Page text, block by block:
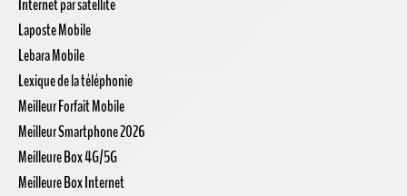
Internet par satellite
Laposte Mobile
Lebara Mobile
Lexique de la téléphonie
Meilleur Forfait Mobile
Meilleur Smartphone 2026
Meilleure Box 4G/5G
Meilleure Box Internet